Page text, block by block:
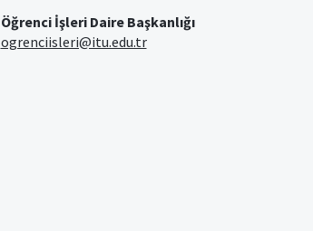
Öğrenci İşleri Daire Başkanlığı
ogrenciisleri@itu.edu.tr